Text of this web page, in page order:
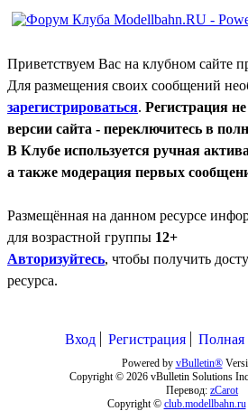
Приветствуем Вас на клубном сайте
Для размещения своих сообщений
зарегистрироваться. Регистрация
версии сайта - переключитесь в
В Клубе используется ручная
а также модерация первых
Размещённая на данном ресурсе
для возрастной группы 12+
Авторизуйтесь, чтобы получить
ресурса.
Вход Регистрация Полная
Powered by vBulletin®
Copyright © 2026 vBulletin Solutions
Перевод: zCarot
Copyright © club.modellbahn.ru